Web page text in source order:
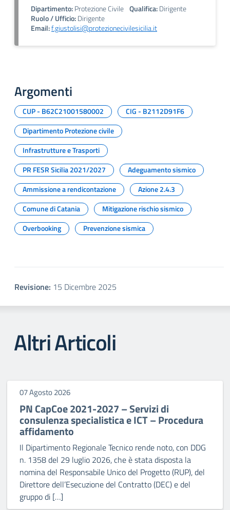
Dipartimento:Protezione Civile Qualifica:Dirigente
Ruolo / Ufficio:Dirigente
Email:f.giustolisi@protezionecivilesicilia.it
Argomenti
CUP - B62C21001580002
CIG - B2112D91F6
Dipartimento Protezione civile
Infrastrutture e Trasporti
PR FESR Sicilia 2021/2027
Adeguamento sismico
Ammissione a rendicontazione
Azione 2.4.3
Comune di Catania
Mitigazione rischio sismico
Overbooking
Prevenzione sismica
Revisione: 15 Dicembre 2025
Altri Articoli
07 Agosto 2026
PN CapCoe 2021-2027 – Servizi di
consulenza specialistica e ICT – Procedura
affidamento
Il Dipartimento Regionale Tecnico rende noto, con DDG
n. 1358 del 29 luglio 2026, che è stata disposta la
nomina del Responsabile Unico del Progetto (RUP), del
Direttore dell’Esecuzione del Contratto (DEC) e del
gruppo di […]